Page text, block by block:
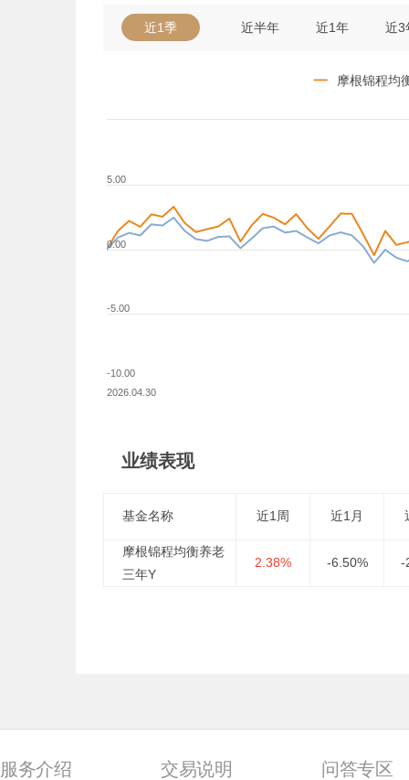
近1季 近半年 近1年 近3
一 摩根锦程均
2026.04.30
-10.00
-5.00
0.00
5.00
业绩表现
基金名称 近1周 近1月
摩根锦程均衡养老
三年Y
2.38% -6.50% -
服务介绍 交易说明 问答专区